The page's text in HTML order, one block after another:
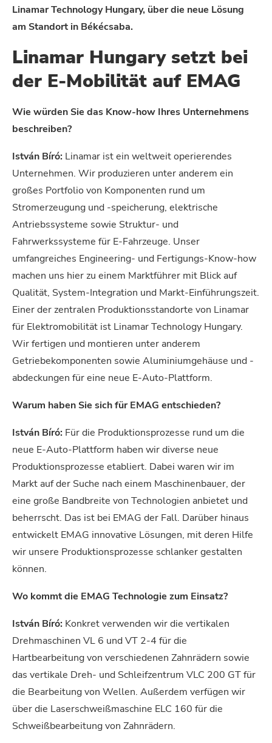
Linamar Technology Hungary, über die neue Lösung
am Standort in Békécsaba.
Linamar Hungary setzt bei
der E-Mobilität auf EMAG
Wie würden Sie das Know-how Ihres Unternehmens
beschreiben?
István Bíró: Linamar ist ein weltweit operierendes
Unternehmen. Wir produzieren unter anderem ein
großes Portfolio von Komponenten rund um
Stromerzeugung und -speicherung, elektrische
Antriebssysteme sowie Struktur- und
Fahrwerkssysteme für E-Fahrzeuge. Unser
umfangreiches Engineering- und Fertigungs-Know-how
machen uns hier zu einem Marktführer mit Blick auf
Qualität, System-Integration und Markt-Einführungszeit.
Einer der zentralen Produktionsstandorte von Linamar
für Elektromobilität ist Linamar Technology Hungary.
Wir fertigen und montieren unter anderem
Getriebekomponenten sowie Aluminiumgehäuse und -
abdeckungen für eine neue E-Auto-Plattform.
Warum haben Sie sich für EMAG entschieden?
István Bíró: Für die Produktionsprozesse rund um die
neue E-Auto-Plattform haben wir diverse neue
Produktionsprozesse etabliert. Dabei waren wir im
Markt auf der Suche nach einem Maschinenbauer, der
eine große Bandbreite von Technologien anbietet und
beherrscht. Das ist bei EMAG der Fall. Darüber hinaus
entwickelt EMAG innovative Lösungen, mit deren Hilfe
wir unsere Produktionsprozesse schlanker gestalten
können.
Wo kommt die EMAG Technologie zum Einsatz?
István Bíró: Konkret verwenden wir die vertikalen
Drehmaschinen VL 6 und VT 2-4 für die
Hartbearbeitung von verschiedenen Zahnrädern sowie
das vertikale Dreh- und Schleifzentrum VLC 200 GT für
die Bearbeitung von Wellen. Außerdem verfügen wir
über die Laserschweißmaschine ELC 160 für die
Schweißbearbeitung von Zahnrädern.